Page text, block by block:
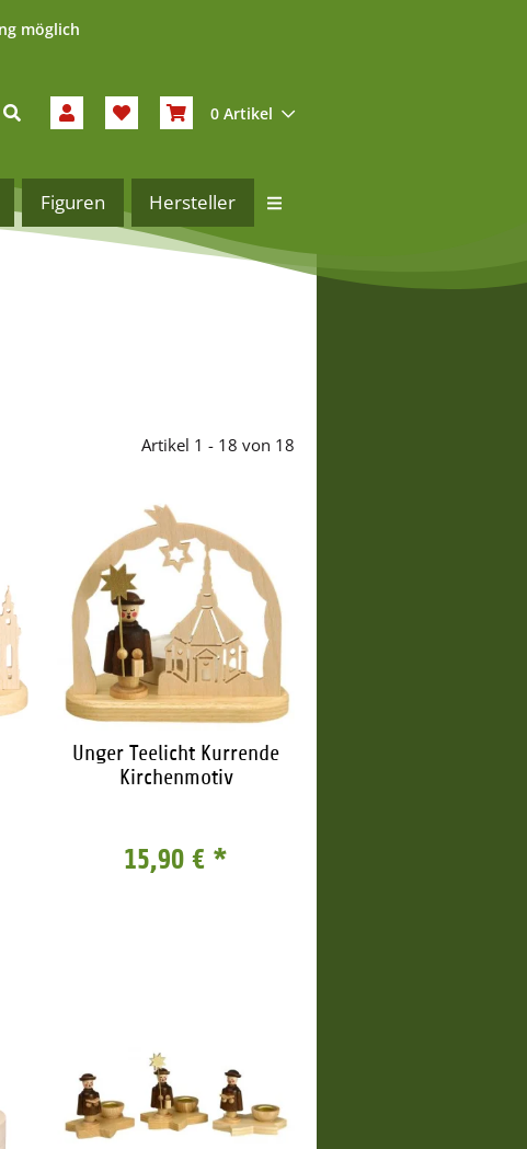
möglich
0 Artikel
Figuren Hersteller
Artikel 1 - 18 von 18
Unger Teelicht Kurrende
Kirchenmotiv
15,90 € *